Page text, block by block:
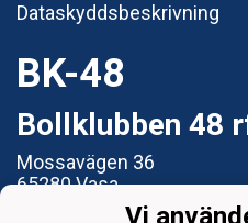
Dataskyddsbeskrivning
BK-48
Bollklubben 48
Mossavägen 36
65280 Vasa
Vi